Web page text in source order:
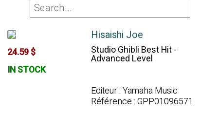
24.59 $
IN STOCK
Hisaishi Joe
Studio Ghibli Best Hit -
Advanced Level
Editeur : Yamaha Music
Référence : GPP01096571